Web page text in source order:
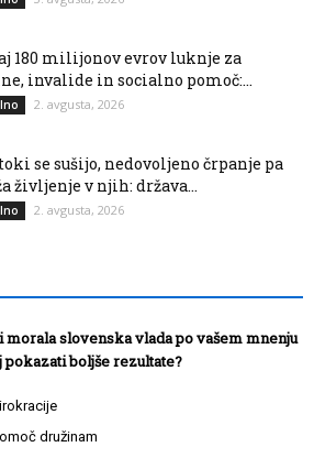
180 milijonov evrov luknje za
invalide in socialno pomoč:...
2. avgusta, 2026
se sušijo, nedovoljeno črpanje pa
življenje v njih: država...
2. avgusta, 2026
slovenska vlada po vašem mnenju
pokazati boljše rezultate?
družinam